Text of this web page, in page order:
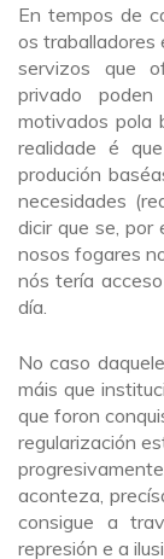
En tempos de
os traballadores
servizos que
privado
motivados pola
realidade é
produción
necesidades
dicir que se, por
nosos fogares
nós tería
día.
No caso
máis que
que foron
regularización
aconteza,
consigue a
represión e a